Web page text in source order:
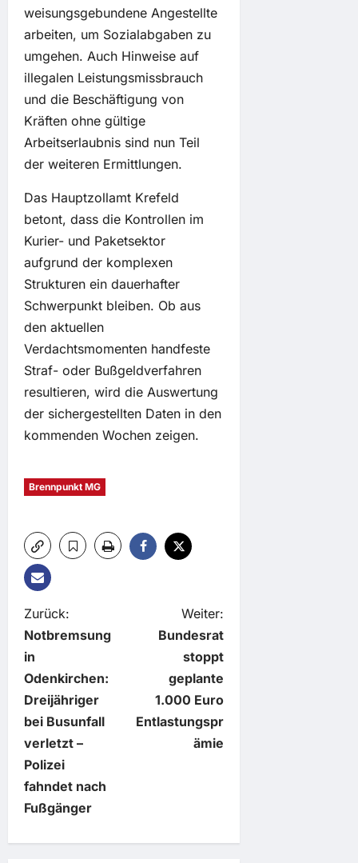
weisungsgebundene Angestellte
arbeiten, um Sozialabgaben zu
umgehen. Auch Hinweise auf
illegalen Leistungsmissbrauch
und die Beschäftigung von
Kräften ohne gültige
Arbeitserlaubnis sind nun Teil
der weiteren Ermittlungen.
Das Hauptzollamt Krefeld
betont, dass die Kontrollen im
Kurier- und Paketsektor
aufgrund der komplexen
Strukturen ein dauerhafter
Schwerpunkt bleiben. Ob aus
den aktuellen
Verdachtsmomenten handfeste
Straf- oder Bußgeldverfahren
resultieren, wird die Auswertung
der sichergestellten Daten in den
kommenden Wochen zeigen.
Brennpunkt MG
B
e
i
t
r
a
g
Zurück:
Notbremsung
in
Odenkirchen:
Dreijähriger
bei Busunfall
verletzt –
Polizei
fahndet nach
Fußgänger
Weiter:
Bundesrat
stoppt
geplante
1.000 Euro
Entlastungspr
ämie